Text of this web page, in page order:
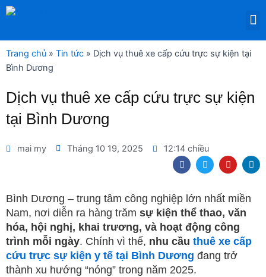
Nhảy
dung
Trang chủ » Tin tức » Dịch vụ thuê xe cấp cứu trực sự kiện tại
Bình Dương
Dịch vụ thuê xe cấp cứu trực sự kiện
tại Bình Dương
mai my Tháng 10 19, 2025 12:14 chiều
F
a
c
b
o
o
k
T
w
i
t
e
r
Y
o
u
u
b
e
L
i
n
e
d
Bình Dương – trung tâm công nghiệp lớn nhất miền
Nam, nơi diễn ra hàng trăm sự kiện thể thao, văn
hóa, hội nghị, khai trương, và hoạt động công
trình mỗi ngày. Chính vì thế, nhu cầu thuê xe cấp
cứu trực sự kiện y tế tại Bình Dương đang trở
thành xu hướng “nóng” trong năm 2025.